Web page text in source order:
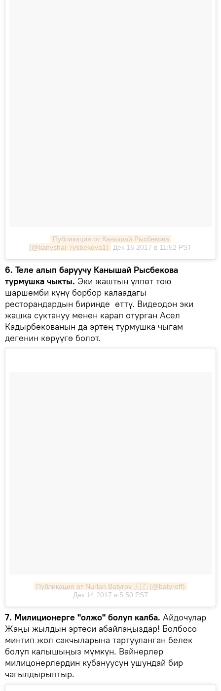
Публикация от Канышай Рысбекова
(@kanyshai_rysbekova1)
Дек 16 2017 в 11:52 PST
6. Теле алып баруучу Канышай Рысбекова
турмушка чыкты. Эки жаштын үлпөт тою
шаршемби күнү борбор калаадагы
ресторандардын биринде өттү. Видеодон эки
жашка суктануу менен карап отурган Асел
Кадырбекованын да эртең турмушка чыгам
дегенин көрүүгө болот.
Публикация от Nurlan Batyrov 🇰🇿 (@batyroff)
Дек 14 2017 в 5:50 PST
7. Милиционерге "олжо" болуп калба. Айдочулар
Жаңы жылдын эртеси абайлаңыздар! Болбосо
минтип жол сакчыларына тартууланган белек
болуп калышыңыз мүмкүн. Вайнерлер
милицонерлердин кубануусун ушундай бир
чагылдырыптыр.